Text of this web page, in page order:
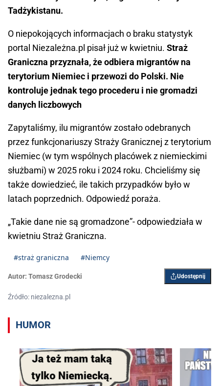
Tadżykistanu.
O niepokojących informacjach o braku statystyk
portal Niezależna.pl pisał już w kwietniu. Straż
Graniczna przyznała, że odbiera migrantów na
terytorium Niemiec i przewozi do Polski. Nie
kontroluje jednak tego procederu i nie gromadzi
danych liczbowych
Zapytaliśmy, ilu migrantów zostało odebranych
przez funkcjonariuszy Straży Granicznej z terytorium
Niemiec (w tym wspólnych placówek z niemieckimi
służbami) w 2025 roku i 2024 roku. Chcieliśmy się
także dowiedzieć, ile takich przypadków było w
latach poprzednich. Odpowiedź poraża.
„Takie dane nie są gromadzone”- odpowiedziała w
kwietniu Straż Graniczna.
#straż graniczna #Niemcy
Autor: Tomasz Grodecki Udostępnij
Źródło: niezalezna.pl
HUMOR